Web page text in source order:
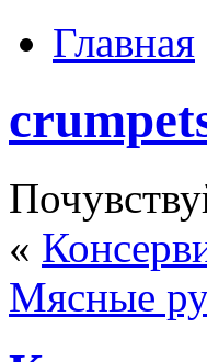
Главная
«
Мясные